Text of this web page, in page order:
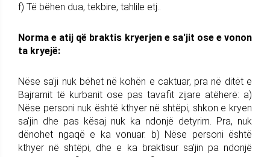
f) Të bëhen dua, tekbire, tahlile etj..
Norma e atij që braktis kryerjen e sa'jit ose e vonon
ta kryejë:
Nëse sa'ji nuk bëhet në kohën e caktuar, pra në ditët e
Bajramit të kurbanit ose pas tavafit zijare atëherë: a)
Nëse personi nuk është kthyer në shtëpi, shkon e kryen
sa'jin dhe pas kësaj nuk ka ndonjë detyrim. Pra, nuk
dënohet ngaqë e ka vonuar. b) Nëse personi është
kthyer në shtëpi, dhe e ka braktisur sa'jin pa ndonjë